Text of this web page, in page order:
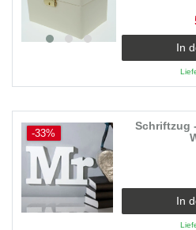
In
-33%
Schriftzug
In